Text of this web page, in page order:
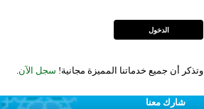
وتذكر أن جميع خدماتنا المميزة مجانية! سجل الآن.
شارك معنا